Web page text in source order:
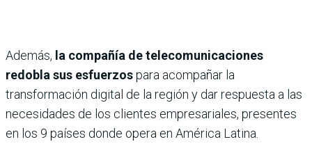
Además, la compañía de telecomunicaciones
redobla sus esfuerzospara acompañar la
transformación digital de la región y dar respuesta a las
necesidades de los clientes empresariales, presentes
en los 9 países donde opera en América Latina.